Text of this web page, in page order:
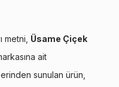
metni, Üsame Çiçek
ait
sunulan ürün,